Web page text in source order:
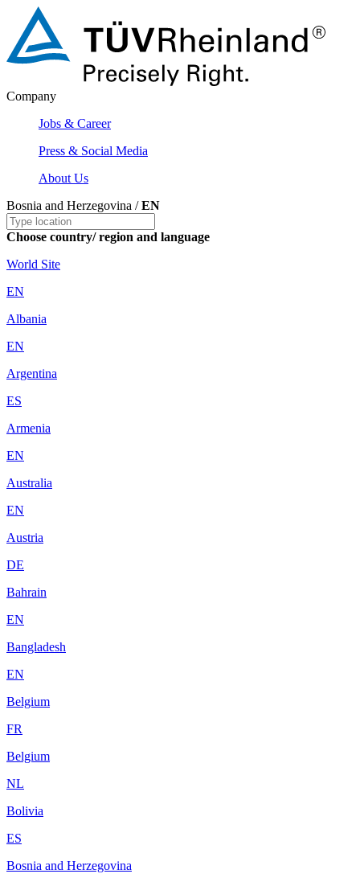
Company
Jobs & Career
Press & Social Media
About Us
Bosnia and Herzegovina /EN
Choose country/ region and language
World Site
EN
Albania
EN
Argentina
ES
Armenia
EN
Australia
EN
Austria
DE
Bahrain
EN
Bangladesh
EN
Belgium
FR
Belgium
NL
Bolivia
ES
Bosnia and Herzegovina